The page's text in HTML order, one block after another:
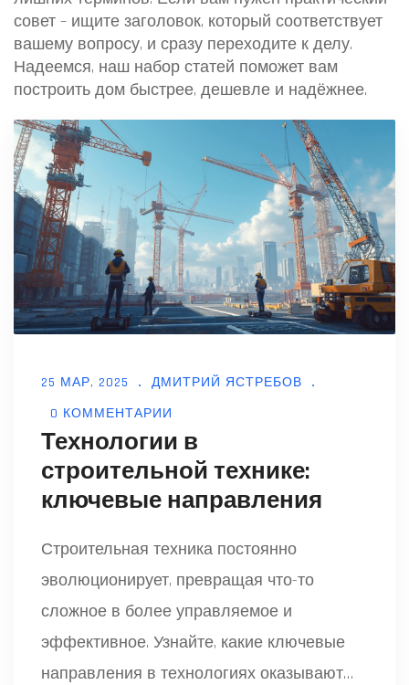
совет – ищите заголовок, который соответствует
вашему вопросу, и сразу переходите к делу.
Надеемся, наш набор статей поможет вам
построить дом быстрее, дешевле и надёжнее.
25 МАР, 2025
ДМИТРИЙ ЯСТРЕБОВ
0 КОММЕНТАРИИ
Технологии в
строительной технике:
ключевые направления
Строительная техника постоянно
эволюционирует, превращая что-то
сложное в более управляемое и
эффективное. Узнайте, какие ключевые
направления в технологиях оказывают